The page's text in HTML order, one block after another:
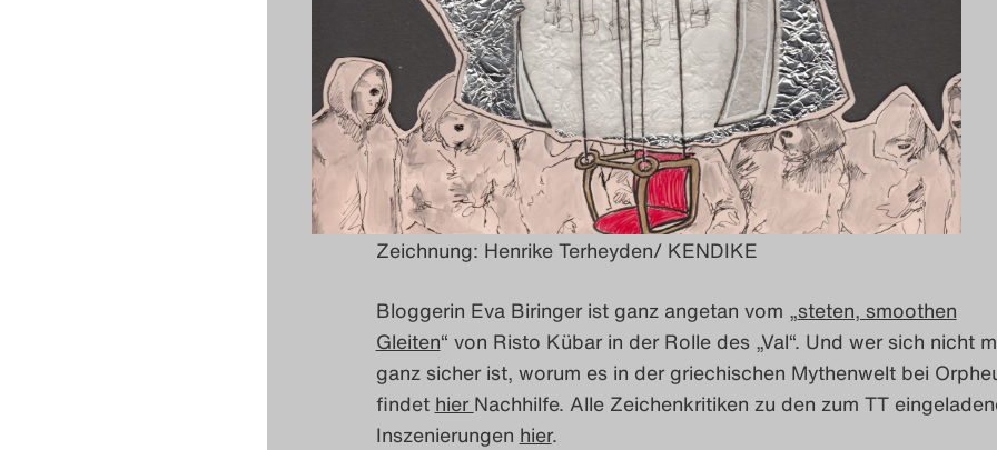
Zeichnung: Henrike Terheyden/ KENDIKE
Bloggerin Eva Biringer ist ganz angetan vom „steten, smoothen
Gleiten“ von Risto Kübar in der Rolle des „Val“. Und wer sich nicht
ganz sicher ist, worum es in der griechischen Mythenwelt bei
findet hierNachhilfe. Alle Zeichenkritiken zu den zum TT
Inszenierungen hier.